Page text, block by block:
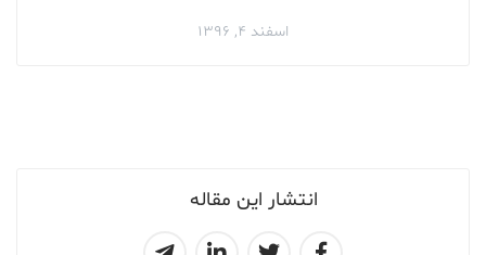
انتشار این مقاله
اسفند ۴, ۱۳۹۶